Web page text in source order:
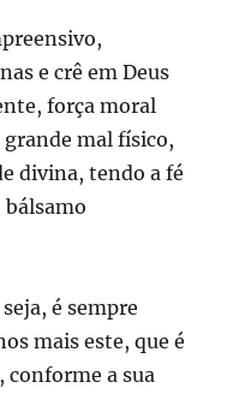
e crê em Deus
força moral
mal físico,
divina, tendo a fé
bálsamo
é sempre
mais este, que é
conforme a sua